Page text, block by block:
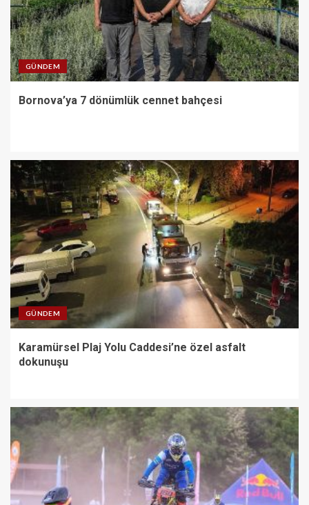
GÜNDEM
Bornova’ya 7 dönümlük cennet bahçesi
GÜNDEM
Karamürsel Plaj Yolu Caddesi’ne özel asfalt
dokunuşu